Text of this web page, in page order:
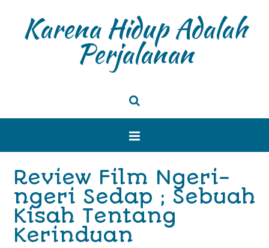
Karena Hidup Adalah
Perjalanan
Review Film Ngeri-
ngeri Sedap ; Sebuah
Kisah Tentang
Kerinduan